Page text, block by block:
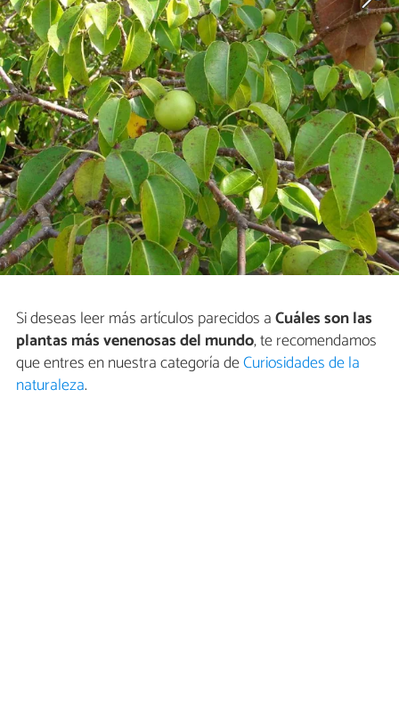
Si deseas leer más artículos parecidos aCuáles son las
plantas más venenosas del mundo, te recomendamos
que entres en nuestra categoría deCuriosidades de la
naturaleza.